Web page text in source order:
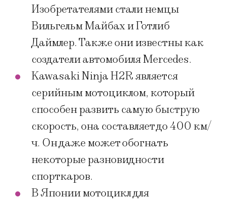
Изобретателями стали немцы
Вильгельм Майбах и Готлиб
Даймлер. Также они известны как
создатели автомобиля Mercedes.
Kawasaki Ninja H2R является
серийным мотоциклом, который
способен развить самую быструю
скорость, она составляет до 400 км/
ч. Он даже может обогнать
некоторые разновидности
спорткаров.
В Японии мотоцикл для